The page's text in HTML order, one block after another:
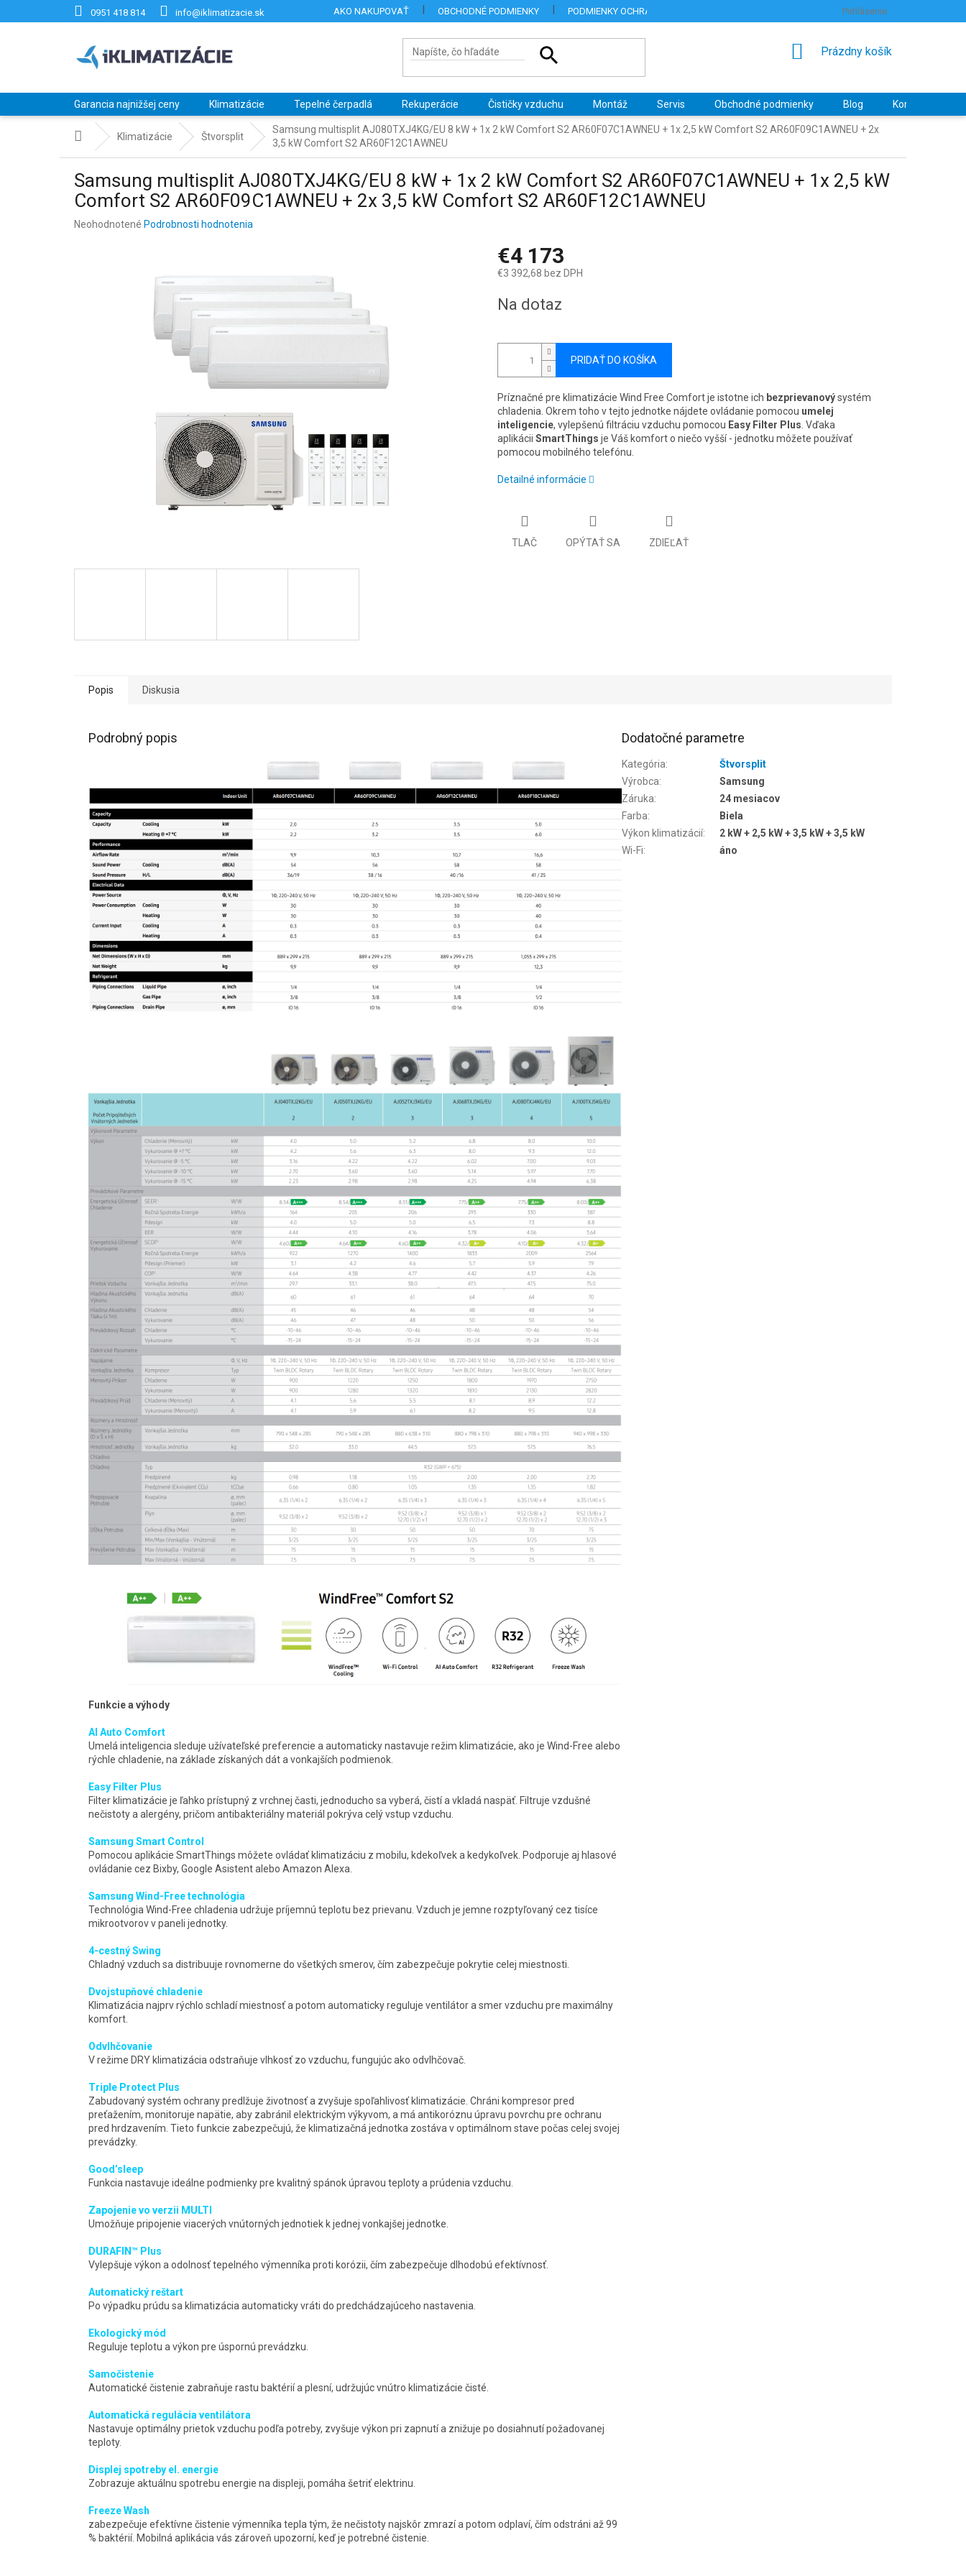
0951 418 814 info@iklimatizacie.sk AKO NAKUPOVAŤ OBCHODNÉ PODMIENKY PODMIENKY OCHRANY OSOBNÝCH ÚDAJOV HODNOTENIE OBCHODU
Prihlásenie
NÁKUPNÝ
Prázdny košík
Garancia najnižšej ceny Klimatizácie Tepelné čerpadlá Rekuperácie Čističky vzduchu Montáž Servis Obchodné podmienky Blog Kontakty
DomovKlimatizácie Štvorsplit
Samsung multisplit AJ080TXJ4KG/EU 8 kW + 1x 2 kW Comfort S2 AR60F07C1AWNEU + 1x 2,5 kW Comfort S2 AR60F09C1AWNEU + 2x
3,5 kW Comfort S2 AR60F12C1AWNEU
Samsung multisplit AJ080TXJ4KG/EU 8 kW + 1x 2 kW Comfort S2 AR60F07C1AWNEU + 1x 2,5 kW
Comfort S2 AR60F09C1AWNEU + 2x 3,5 kW Comfort S2 AR60F12C1AWNEU
Priemerné
Neohodnotené Podrobnosti hodnotenia
€4 173
€3 392,68 bez DPH
cena:
Na dotaz
PRIDAŤ DO KOŠÍKA
Príznačné pre klimatizácie Wind Free Comfort je istotne ich bezprievanovýsystém
chladenia. Okrem toho v tejto jednotke nájdete ovládanie pomocou umelej
inteligencie, vylepšenú filtráciu vzduchu pomocou Easy Filter Plus. Vďaka
aplikácii SmartThings je Váš komfort o niečo vyšší - jednotku môžete používať
pomocou mobilného telefónu.
Detailné informácie
TLAČ OPÝTAŤ SA ZDIEĽAŤ
Popis Diskusia
Podrobný popis
Funkcie a výhody
AI Auto Comfort
Umelá inteligencia sleduje užívateľské preferencie a automaticky nastavuje režim klimatizácie, ako je Wind-Free alebo
rýchle chladenie, na základe získaných dát a vonkajších podmienok.
Easy Filter Plus
Filter klimatizácie je ľahko prístupný z vrchnej časti, jednoducho sa vyberá, čistí a vkladá naspäť. Filtruje vzdušné
nečistoty a alergény, pričom antibakteriálny materiál pokrýva celý vstup vzduchu.
Samsung Smart Control
Pomocou aplikácie SmartThings môžete ovládať klimatizáciu z mobilu, kdekoľvek a kedykoľvek. Podporuje aj hlasové
ovládanie cez Bixby, Google Asistent alebo Amazon Alexa.
Samsung Wind-Free technológia
Technológia Wind-Free chladenia udržuje príjemnú teplotu bez prievanu. Vzduch je jemne rozptyľovaný cez tisíce
mikrootvorov v paneli jednotky.
4-cestný Swing
Chladný vzduch sa distribuuje rovnomerne do všetkých smerov, čím zabezpečuje pokrytie celej miestnosti.
Dvojstupňové chladenie
Klimatizácia najprv rýchlo schladí miestnosť a potom automaticky reguluje ventilátor a smer vzduchu pre maximálny
komfort.
Odvlhčovanie
V režime DRY klimatizácia odstraňuje vlhkosť zo vzduchu, fungujúc ako odvlhčovač.
Triple Protect Plus
Zabudovaný systém ochrany predlžuje životnosť a zvyšuje spoľahlivosť klimatizácie. Chráni kompresor pred
preťažením, monitoruje napätie, aby zabránil elektrickým výkyvom, a má antikoróznu úpravu povrchu pre ochranu
pred hrdzavením. Tieto funkcie zabezpečujú, že klimatizačná jednotka zostáva v optimálnom stave počas celej svojej
prevádzky.
Good’sleep
Funkcia nastavuje ideálne podmienky pre kvalitný spánok úpravou teploty a prúdenia vzduchu.
Zapojenie vo verzii MULTI
Umožňuje pripojenie viacerých vnútorných jednotiek k jednej vonkajšej jednotke.
DURAFIN™ Plus
Vylepšuje výkon a odolnosť tepelného výmenníka proti korózii, čím zabezpečuje dlhodobú efektívnosť.
Automatický reštart
Po výpadku prúdu sa klimatizácia automaticky vráti do predchádzajúceho nastavenia.
Ekologický mód
Reguluje teplotu a výkon pre úspornú prevádzku.
Samočistenie
Automatické čistenie zabraňuje rastu baktérií a plesní, udržujúc vnútro klimatizácie čisté.
Automatická regulácia ventilátora
Nastavuje optimálny prietok vzduchu podľa potreby, zvyšuje výkon pri zapnutí a znižuje po dosiahnutí požadovanej
teploty.
Displej spotreby el. energie
Zobrazuje aktuálnu spotrebu energie na displeji, pomáha šetriť elektrinu.
Freeze Wash
zabezpečuje efektívne čistenie výmenníka tepla tým, že nečistoty najskôr zmrazí a potom odplaví, čím odstráni až 99
% baktérií. Mobilná aplikácia vás zároveň upozorní, keď je potrebné čistenie.
Dodatočné parametre
Kategória:
Štvorsplit
Výrobca:
Samsung
Záruka:
24 mesiacov
Farba:
Biela
Výkon klimatizácií:
2 kW + 2,5 kW + 3,5 kW + 3,5 kW
Wi-Fi: áno